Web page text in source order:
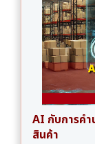
AI กับการค
สินค้า